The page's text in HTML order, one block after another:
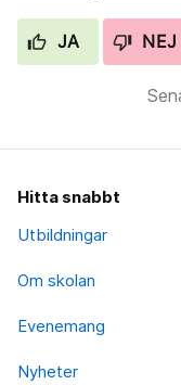
JA NEJ
Hitta snabbt
Utbildningar
Om skolan
Evenemang
Nyheter